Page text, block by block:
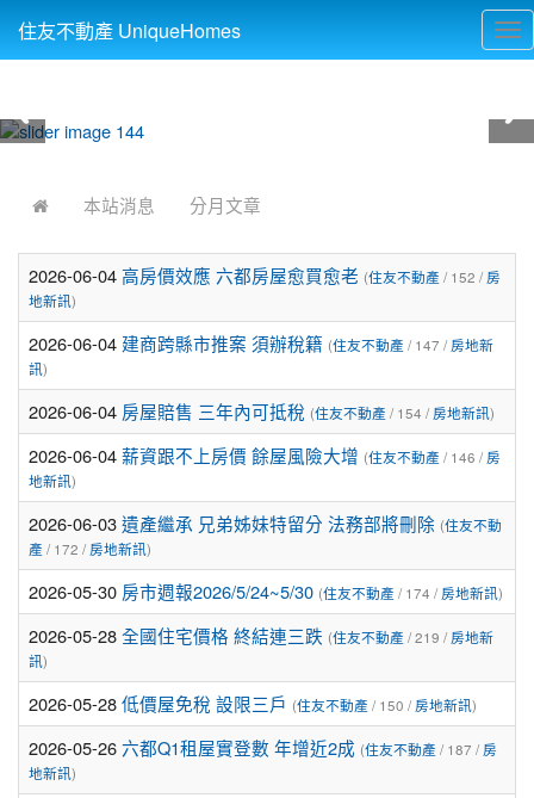
住友不動產 UniqueHomes
本站消息 分月文章
2026-06-04高房價效應 六都房屋愈買愈老 (住友不動產 / 152 / 房
地新訊)
2026-06-04 建商跨縣市推案 須辦稅籍 (住友不動產 / 147 / 房地新
訊)
2026-06-04 房屋賠售 三年內可抵稅 (住友不動產 / 154 / 房地新訊)
2026-06-04薪資跟不上房價 餘屋風險大增 (住友不動產 / 146 / 房
地新訊)
2026-06-03遺產繼承 兄弟姊妹特留分 法務部將刪除 (住友不動
產 / 172 / 房地新訊)
2026-05-30 房市週報2026/5/24~5/30 (住友不動產 / 174 / 房地新訊)
2026-05-28全國住宅價格 終結連三跌 (住友不動產 / 219 / 房地新
訊)
2026-05-28低價屋免稅 設限三戶 (住友不動產 / 150 / 房地新訊)
2026-05-26六都Q1租屋實登數 年增近2成 (住友不動產 / 187 / 房
地新訊)